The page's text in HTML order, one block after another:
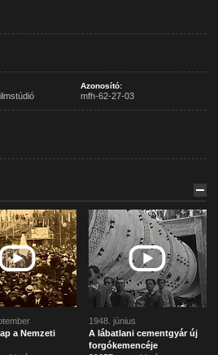
Azonosító:
mfh-62-27-03
a Nemzeti
1948. június
A lábatlani cementgyár új
forgókemencéje